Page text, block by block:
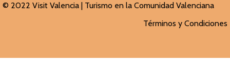
© 2022 Visit Valencia | Turismo en la Comunidad Valenciana
Términos y Condiciones